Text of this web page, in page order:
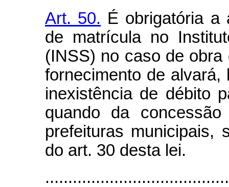
Art. 50. É obrigatória a
de matrícula no
(INSS) no caso de
fornecimento de
inexistência de débito
quando da
prefeituras municipais,
do art. 30 desta lei.